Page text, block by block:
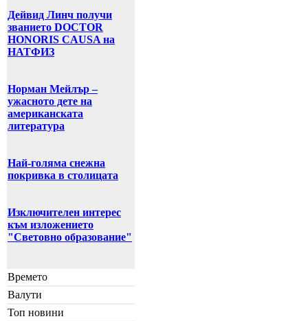
Дейвид Линч получи
званието DOCTOR
HONORIS CAUSA на
НАТФИЗ
Норман Мейлър –
ужасното дете на
американската
литература
Най-голяма снежна
покривка в столицата
Изключителен интерес
към изложението
"Световно образование"
Времето
Валути
Топ новини